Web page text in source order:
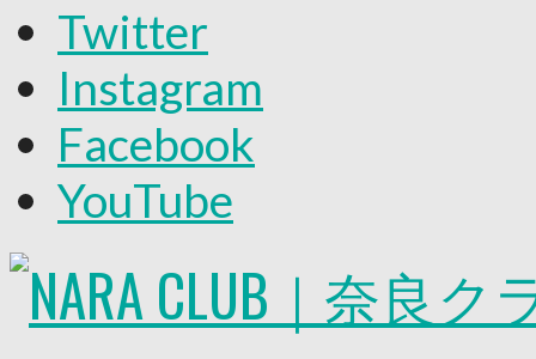
グッズ
ファンコミュニティ
普及・育成
ホームタウン
コラム
その他
TEAM
2026/27トップチーム
2026/27トップチームスタッフ
バモス
チアダンススクール
ボランティアチーム「volundeer」
Twitter
Instagram
Facebook
YouTube